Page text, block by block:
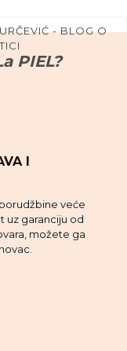
- BLOG O
PIEL?
I
veće
uz garanciju od
možete ga